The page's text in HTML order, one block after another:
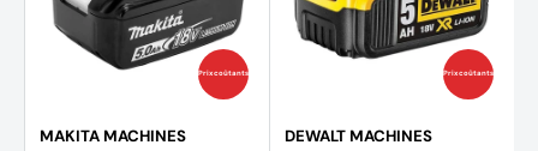
Prix coûtants
MAKITA MACHINES
Prix coûtants
DEWALT MACHINES